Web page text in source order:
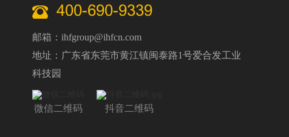
400-690-9339
邮箱：ihfgroup@ihfcn.com
地址：广东省东莞市黄江镇闽泰路1号爱合发工业
科技园
微信二维码 抖音二维码